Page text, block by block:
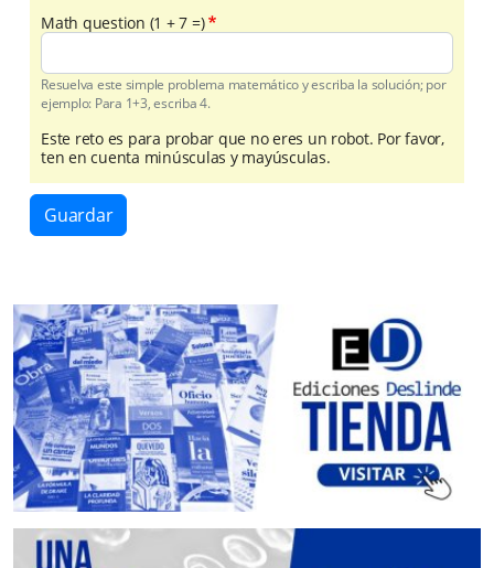
Math question (1 + 7 =)
Resuelva este simple problema matemático y escriba la solución; por
ejemplo: Para 1+3, escriba 4.
Este reto es para probar que no eres un robot. Por favor,
ten en cuenta minúsculas y mayúsculas.
Guardar